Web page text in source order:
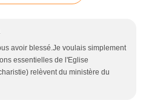
avoir blessé.Je voulais simplement
essentielles de l'Eglise
relèvent du ministère du